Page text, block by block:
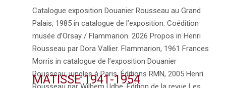
Catalogue exposition Douanier Rousseau au Grand
Palais, 1985 in catalogue de l’exposition. Coédition
musée d’Orsay / Flammarion. 2026 Propos in Henri
Rousseau par Dora Vallier. Flammarion, 1961 Frances
Morris in catalogue de l’exposition Douanier
Rousseau, jungles à Paris. Éditions RMN, 2005 Henri
MATISSE 1941-1954